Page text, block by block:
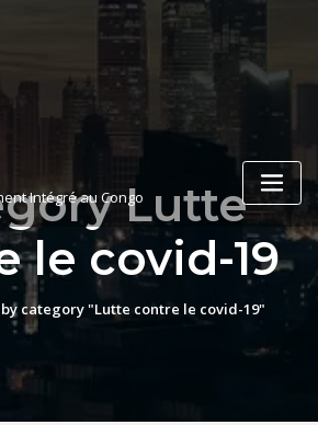
Intégré au CongoLutte
le covid-19
category "Lutte contre le covid-19"